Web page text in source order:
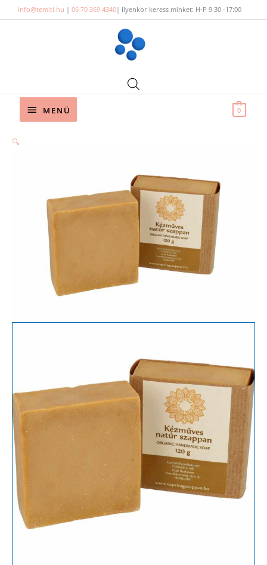
to
info@temiti.hu | 06 70 369 4340| Ilyenkor keress minket: H-P 9:30 -17:00
Below
MENÜ 0
🔍